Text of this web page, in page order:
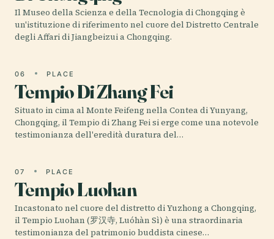
Il Museo della Scienza e della Tecnologia di Chongqing è
un'istituzione di riferimento nel cuore del Distretto Centrale
degli Affari di Jiangbeizui a Chongqing.
06 PLACE
Tempio Di Zhang Fei
Situato in cima al Monte Feifeng nella Contea di Yunyang,
Chongqing, il Tempio di Zhang Fei si erge come una notevole
testimonianza dell'eredità duratura del…
07 PLACE
Tempio Luohan
Incastonato nel cuore del distretto di Yuzhong a Chongqing,
il Tempio Luohan (罗汉寺, Luóhàn Sì) è una straordinaria
testimonianza del patrimonio buddista cinese…